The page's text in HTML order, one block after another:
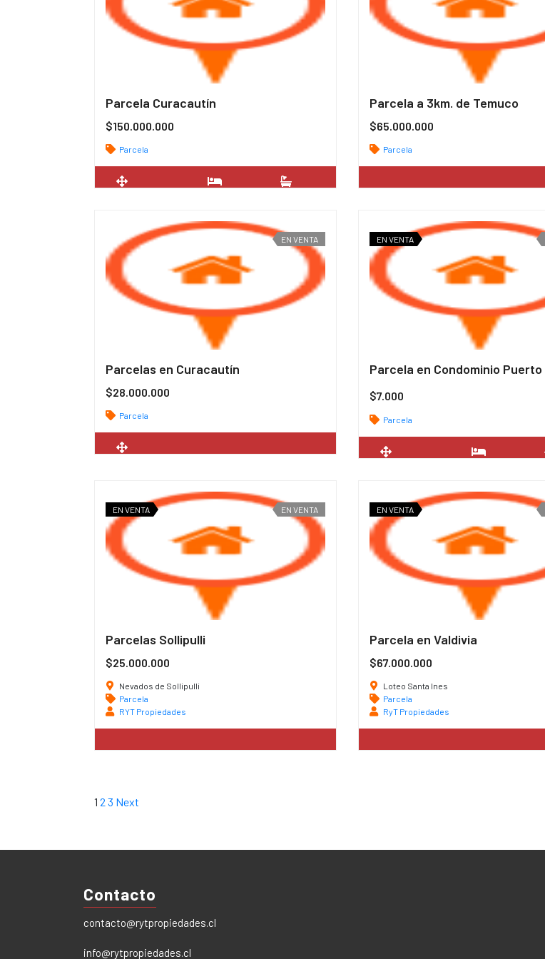
Parcela Curacautín
$150.000.000
Parcela
Parcela a 3km. de Temuco
$65.000.000
Parcela
EN VENTA
Parcelas en Curacautín
$28.000.000
Parcela
EN VENTA
$7.000
Parcela
EN VENTA EN VENTA
Parcelas Sollipulli
$25.000.000
Nevados de Sollipulli
Parcela
RYT Propiedades
EN VENTA
Parcela en Valdivia
$67.000.000
Loteo Santa Ines
Parcela
RyT Propiedades
1 2 3 Next
Contacto
contacto@rytpropiedades.cl
info@rytpropiedades.cl